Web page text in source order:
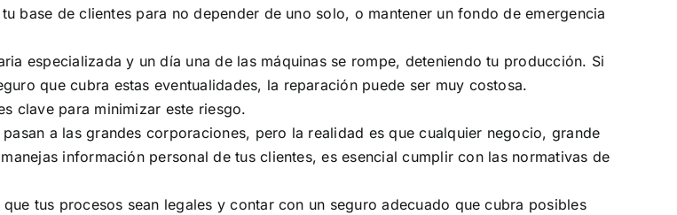
base de clientes para no depender de uno solo, o mantener un fondo de emergencia
especializada y un día una de las máquinas se rompe, deteniendo tu producción. Si
que cubra estas eventualidades, la reparación puede ser muy costosa.
clave para minimizar este riesgo.
a las grandes corporaciones, pero la realidad es que cualquier negocio, grande
información personal de tus clientes, es esencial cumplir con las normativas de
tus procesos sean legales y contar con un seguro adecuado que cubra posibles